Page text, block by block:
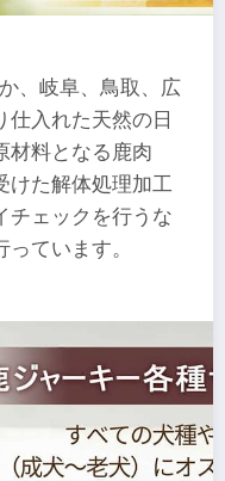
、岐阜、鳥取、広
仕入れた天然の日
材料となる鹿肉
けた解体処理加工
チェックを行うな
ています。